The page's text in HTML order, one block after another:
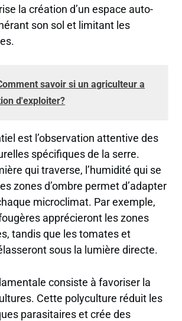
la création d’un espace auto-
son sol et limitant les
savoir si un agriculteur a
d'exploiter?
est l’observation attentive des
spécifiques de la serre.
qui traverse, l’humidité qui se
zones d’ombre permet d’adapter
microclimat. Par exemple,
apprécieront les zones
tandis que les tomates et
sous la lumière directe.
consiste à favoriser la
Cette polyculture réduit les
parasitaires et crée des